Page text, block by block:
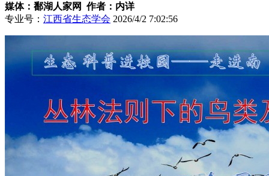
媒体：鄱湖人家网 作者：内详
专业号： 江西省生态学会 2026/4/2 7:02:56